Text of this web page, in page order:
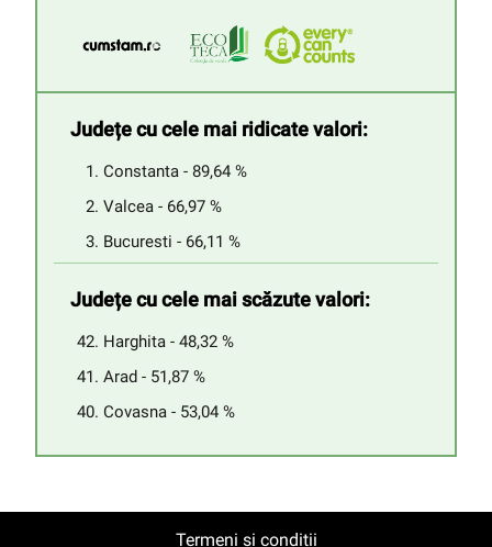
Județe cu cele mai ridicate valori:
Constanta - 89,64 %
Valcea - 66,97 %
Bucuresti - 66,11 %
Județe cu cele mai scăzute valori:
Harghita - 48,32 %
Arad - 51,87 %
Covasna - 53,04 %
Termeni și condiții